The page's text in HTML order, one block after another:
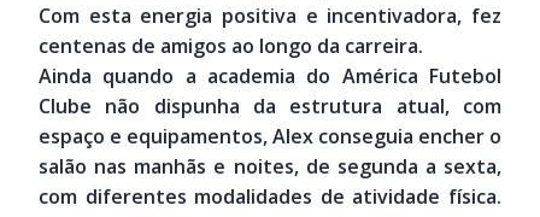
Com esta energia positiva e incentivadora, fez
centenas de amigos ao longo da carreira.
Ainda quando a academia do América Futebol
Clube não dispunha da estrutura atual, com
espaço e equipamentos, Alex conseguia encher o
salão nas manhãs e noites, de segunda a sexta,
com diferentes modalidades de atividade física.